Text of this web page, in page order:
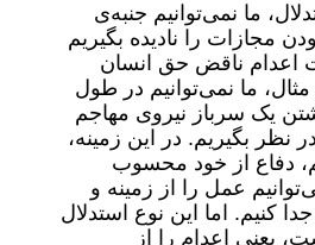
ما نمی‌توانیم جنبه‌ی
مجازات را نادیده بگیریم
اعدام ناقض حق انسان
ما نمی‌توانیم در طول
یک سرباز نیروی مهاجم
نظر بگیریم. در این زمینه،
دفاع از خود محسوب
عمل را از زمینه و
کنیم. اما این نوع استدلال
یعنی اعدام را از